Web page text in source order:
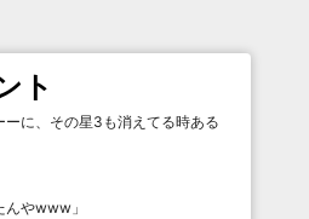
ト
ーに、その星3も消えてる時ある
んやwww 」